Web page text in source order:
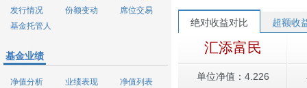
发行情况
份额变动
席位交易
基金托管人
基金业绩
净值分析 业绩表现
净值列表
绝对收益对比 超额收
汇添富民
单位净值：4.226